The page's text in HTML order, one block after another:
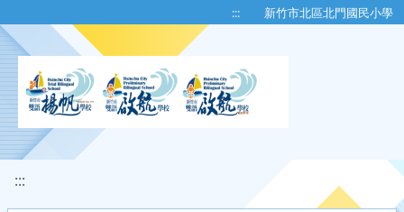
::: 新竹市北區北門國民小學
:::